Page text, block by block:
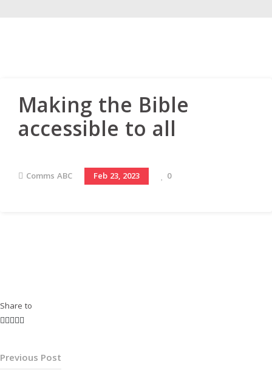
Making the Bible
accessible to all
Comms ABC Feb 23, 2023 0
Share to
Previous Post